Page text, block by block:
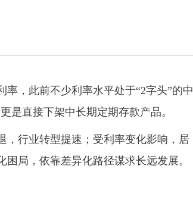
，此前不少利率水平处于“2字头”的中
是直接下架中长期定期存款产品。
行业转型提速；受利率变化影响，居
局，依靠差异化路径谋求长远发展。